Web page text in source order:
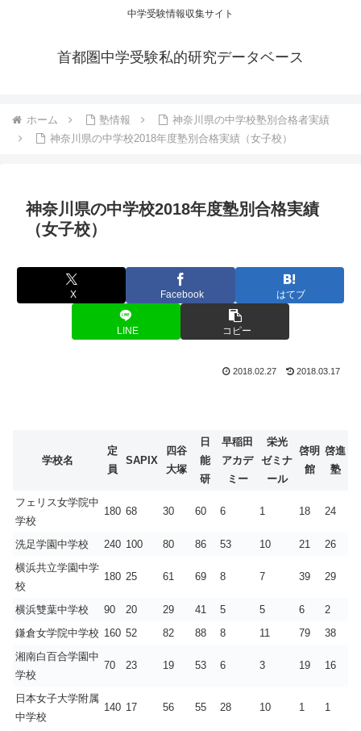
中学受験情報収集サイト
首都圏中学受験私的研究データベース
ホーム 塾情報
神奈川県の中学校塾別合格者実績
神奈川県の中学校2018年度塾別合格実績（女子校）
神奈川県の中学校2018年度塾別合格実績
（女子校）
X Facebook はてブ
LINE コピー
2018.02.27 2018.03.17
学校名
定
員
SAPIX
四谷
大塚
日
能
研
早稲田
アカデ
ミー
栄光
ゼミナ
ール
啓明
館
啓進
塾
フェリス女学院中
学校
180 68 30 60 6 1 18 24
洗足学園中学校 240 100 80 86 53 10 21
26
横浜共立学園中学
校
180 25 61 69 8 7 39 29
横浜雙葉中学校 90 20 29 41 5 5 6
2
鎌倉女学院中学校 160 52 82 88 8 11 79
38
湘南白百合学園中
学校
70 23 19 53 6 3 19 16
日本女子大学附属
中学校
140 17 56 55 28 10 1 1